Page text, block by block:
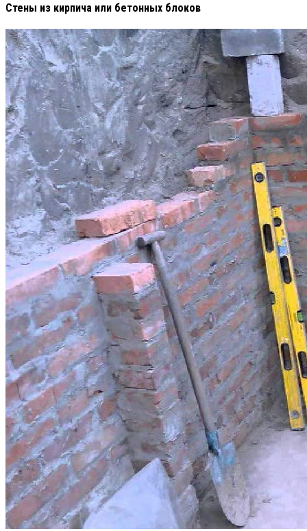
Стены из кирпича или бетонных блоков